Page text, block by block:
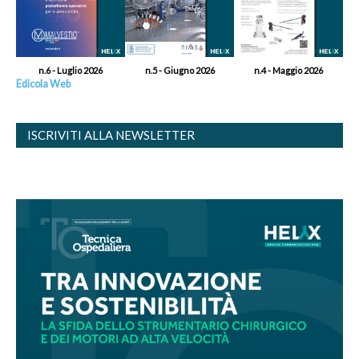
n.6 - Luglio 2026 n.5 - Giugno 2026 n.4 - Maggio 2026
Edicola Web
ISCRIVITI ALLA NEWSLETTER